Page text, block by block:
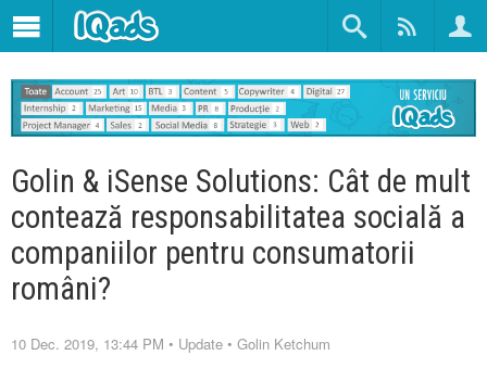
Golin & iSense Solutions: Cât de mult
contează responsabilitatea socială a
companiilor pentru consumatorii
români?
10 Dec. 2019, 13:44 PM • Update • Golin Ketchum